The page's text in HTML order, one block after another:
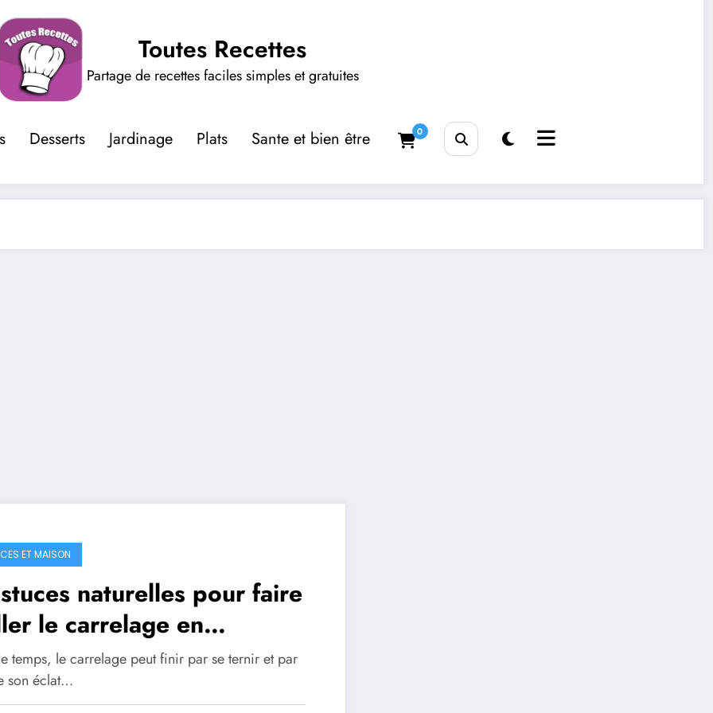
Toutes Recettes
Partage de recettes faciles simples et gratuites
Desserts Jardinage Plats Sante et bien être 0
ET MAISON
naturelles pour faire
le carrelage en
temps, le carrelage peut finir par se ternir et par
son éclat…